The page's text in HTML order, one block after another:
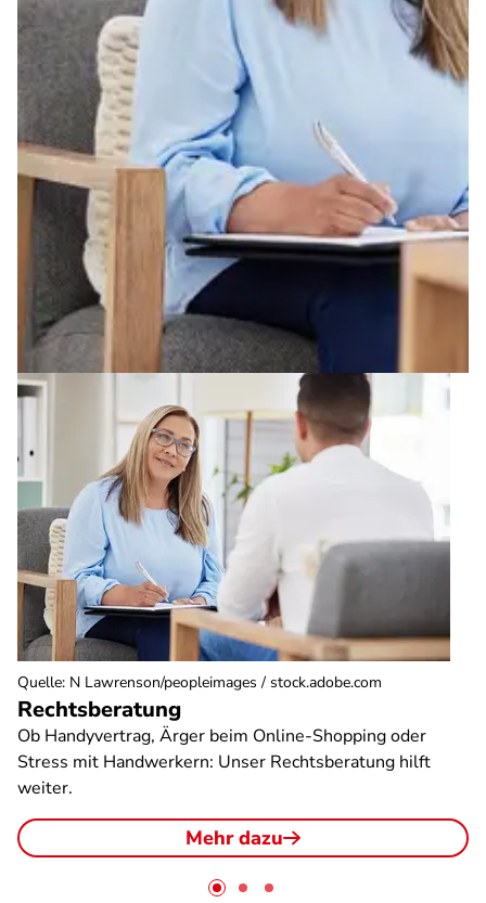
Rechtsberatung
Ob Handyvertrag, Ärger beim Online-Shopping oder
Stress mit Handwerkern: Unser Rechtsberatung hilft
weiter.
Mehr dazu
Quelle: N Lawrenson/peopleimages / stock.adobe.com